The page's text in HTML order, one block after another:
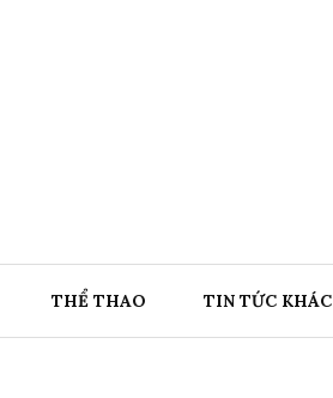
THỂ THAO TIN TỨC KHÁC